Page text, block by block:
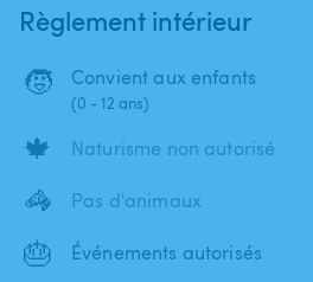
Règlement intérieur
🧒 Convient aux enfants
(0 - 12 ans)
🍁 Naturisme non autorisé
🦓 Pas d'animaux
🎂 Événements autorisés